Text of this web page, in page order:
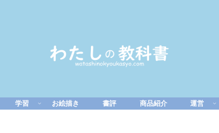
学習 お絵描き 書評 商品紹介 運営